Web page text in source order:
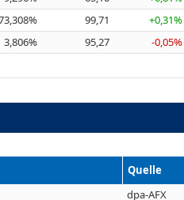
99,71
+0,31%
3,806% 95,27 -0,05%
Quelle
dpa-AFX